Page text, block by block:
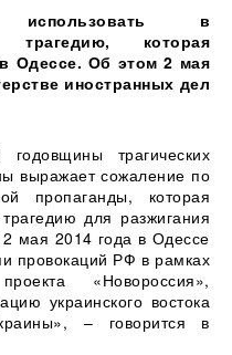
использовать в
трагедию, которая
Одессе. Об этом 2 мая
иностранных дел
трагических
выражает сожаление по
пропаганды, которая
для разжигания
мая 2014 года в Одессе
провокаций РФ в рамках
«Новороссия»,
украинского востока
– говорится в